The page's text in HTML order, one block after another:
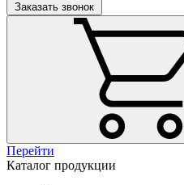
Заказать звонок
Перейти
Каталог продукции